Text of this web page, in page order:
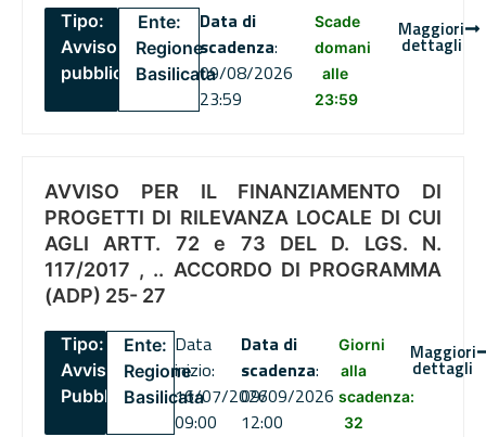
Tipo:
Avviso
pubblico
Ente:
Regione
Basilicata
Data di
scadenza:
09/08/2026
23:59
Scade
domani
alle
23:59
Maggiori
dettagli
AVVISO PER IL FINANZIAMENTO DI
PROGETTI DI RILEVANZA LOCALE DI CUI
AGLI ARTT. 72 e 73 DEL D. LGS. N.
117/2017 , .. ACCORDO DI PROGRAMMA
(ADP) 25- 27
Tipo:
Avviso
Pubblico
Ente:
Regione
Basilicata
Data
inizio:
16/07/2026
09:00
Data di
scadenza:
09/09/2026
12:00
Giorni
alla
scadenza:
32
Maggiori
dettagli